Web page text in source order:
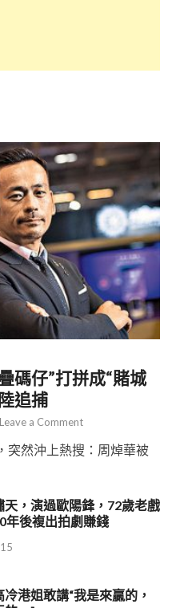
碼仔”打拼成“賭城
追捕
Leave a Comment
突然沖上熱搜：周焯華被
天，演過歐陽鋒，72歲老戲
年後複出拍劇賺錢
港姐敢講“我是來贏的，